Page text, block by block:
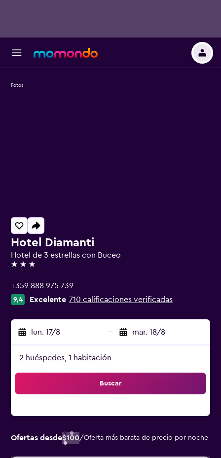
Hotel Diamanti
Hotel de 3 estrellas con Buceo
3 estrellas
+359 888 975 739
9,4 Excelente 710 calificaciones verificadas
lun. 17/8 - mar. 18/8
2 huéspedes, 1 habitación
Buscar
Ofertas desde$100/Oferta más barata de precio por noche
Fotos